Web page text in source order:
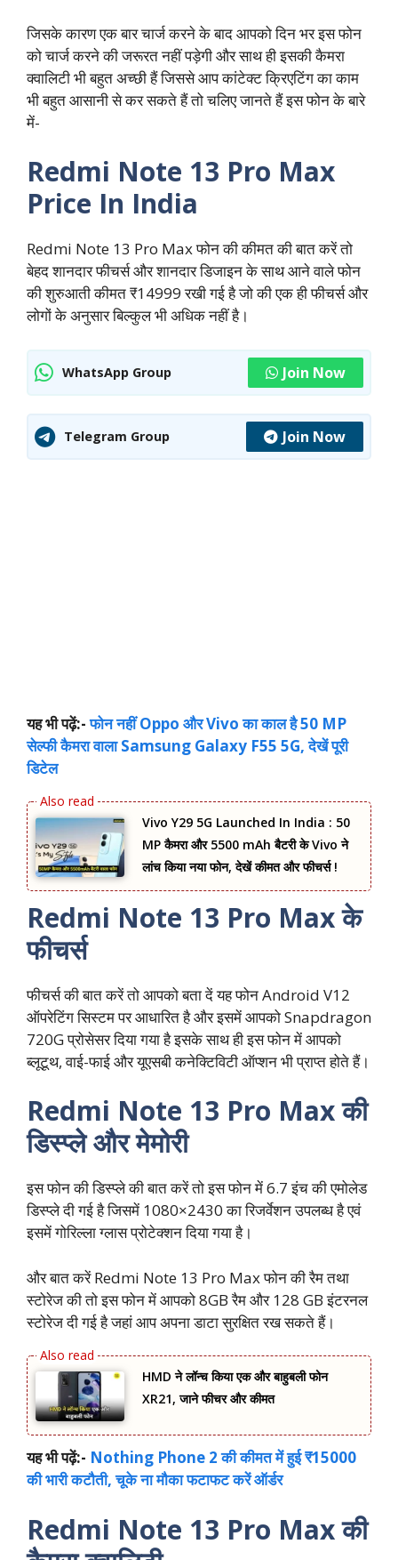
जिसके कारण एक बार चार्ज करने के बाद आपको दिन भर इस फोन
को चार्ज करने की जरूरत नहीं पड़ेगी और साथ ही इसकी कैमरा
क्वालिटी भी बहुत अच्छी हैं जिससे आप कांटेक्ट क्रिएटिंग का काम
भी बहुत आसानी से कर सकते हैं तो चलिए जानते हैं इस फोन के बारे
में-
Redmi Note 13 Pro Max
Price In India
Redmi Note 13 Pro Max फोन की कीमत की बात करें तो
बेहद शानदार फीचर्स और शानदार डिजाइन के साथ आने वाले फोन
की शुरुआती कीमत ₹14999 रखी गई है जो की एक ही फीचर्स और
लोगों के अनुसार बिल्कुल भी अधिक नहीं है।
WhatsApp Group Join Now
Telegram Group Join Now
यह भी पढ़ें:-फोन नहीं Oppo और Vivo का काल है 50 MP
सेल्फी कैमरा वाला Samsung Galaxy F55 5G, देखें पूरी
डिटेल
Vivo Y29 5G Launched In India : 50
MP कैमरा और 5500 mAh बैटरी के Vivo ने
लांच किया नया फोन, देखें कीमत और फीचर्स !
Redmi Note 13 Pro Max के
फीचर्स
फीचर्स की बात करें तो आपको बता दें यह फोन Android V12
ऑपरेटिंग सिस्टम पर आधारित है और इसमें आपको Snapdragon
720G प्रोसेसर दिया गया है इसके साथ ही इस फोन में आपको
ब्लूटूथ, वाई-फाई और यूएसबी कनेक्टिविटी ऑप्शन भी प्राप्त होते हैं।
Redmi Note 13 Pro Max की
डिस्प्ले और मेमोरी
इस फोन की डिस्प्ले की बात करें तो इस फोन में 6.7 इंच की एमोलेड
डिस्प्ले दी गई है जिसमें 1080×2430 का रिजर्वेशन उपलब्ध है एवं
इसमें गोरिल्ला ग्लास प्रोटेक्शन दिया गया है।
और बात करें Redmi Note 13 Pro Max फोन की रैम तथा
स्टोरेज की तो इस फोन में आपको 8GB रैम और 128 GB इंटरनल
स्टोरेज दी गई है जहां आप अपना डाटा सुरक्षित रख सकते हैं।
HMD ने लॉन्च किया एक और बाहुबली फोन
XR21, जाने फीचर और कीमत
यह भी पढ़ें:- Nothing Phone 2 की कीमत में हुई ₹15000
की भारी कटौती, चूके ना मौका फटाफट करें ऑर्डर
Redmi Note 13 Pro Max की